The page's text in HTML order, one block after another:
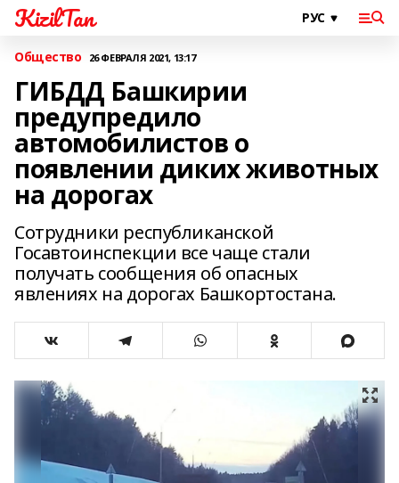
KizilTan
Общество 26 ФЕВРАЛЯ 2021, 13:17
ГИБДД Башкирии
предупредило
автомобилистов о
появлении диких животных
на дорогах
Сотрудники республиканской
Госавтоинспекции все чаще стали
получать сообщения об опасных
явлениях на дорогах Башкортостана.